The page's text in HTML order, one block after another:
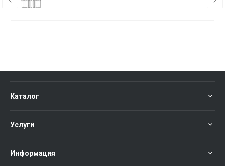
Каталог
Услуги
Информация